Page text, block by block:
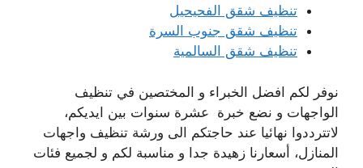
تنظيف شقق الفحيحيل
تنظيف شقق جنوب السرة
تنظيف شقق السالمية
نوفر لكم افضل الخبراء و المختصين في تنظيف
الواجهات و نضع خبرة عشرة سنوات بين ايديكم،
لاتترددوا نهائيا عند حاجتكم الى ورشة تنظيف واجهات
المنازل، أسعارنا زهيدة جدا و مناسبة لكم و لجميع فئات